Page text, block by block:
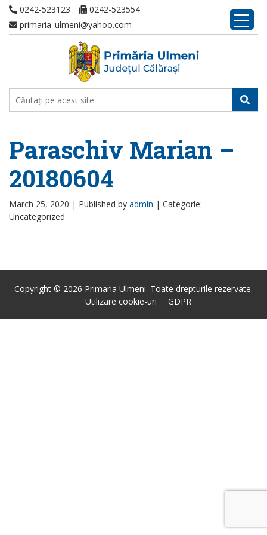
0242-523123
0242-523554
primaria_ulmeni@yahoo.com
Paraschiv Marian –
20180604
March 25, 2020 | Published by admin | Categorie:
Uncategorized
Copyright © 2026 Primaria Ulmeni. Toate drepturile rezervate.
Utilizare cookie-uri
GDPR